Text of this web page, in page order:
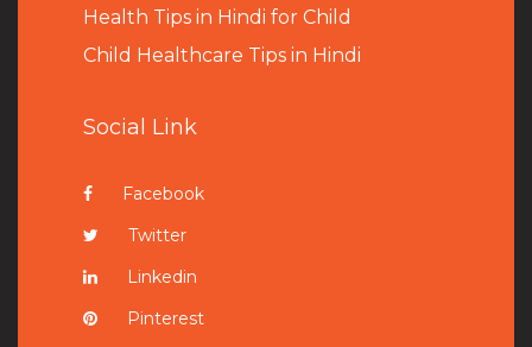
Health Tips in Hindi for Child
Child Healthcare Tips in Hindi
Social Link
Facebook
Twitter
Linkedin
Pinterest